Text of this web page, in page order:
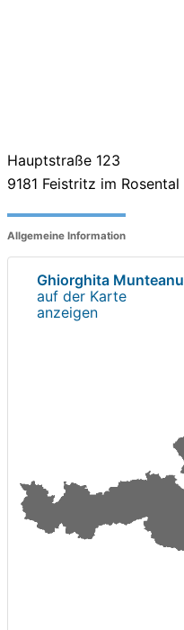
Hauptstraße 123
9181 Feistritz im Rosental
Allgemeine Information
Ghiorghita Munteanu
auf der Karte
anzeigen